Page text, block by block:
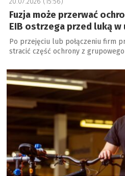
Fuzja może przerwać
EIB ostrzega przed luką w
Po przejęciu lub połączeniu firm
stracić część ochrony z
a